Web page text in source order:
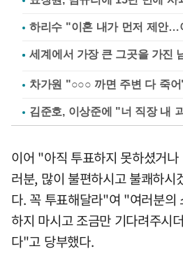
하리수 "이혼 내가 먼저 제안…
차가원 "○○○ 까면 주변 다 죽
김준호, 이상준에 "너 직장 내
이어 "아직 투표하지 못하셨거
러분, 많이 불편하시고 불쾌하시
다. 꼭 투표해달라"여 "여러분의
하지 마시고 조금만 기다려주시
다"고 당부했다.